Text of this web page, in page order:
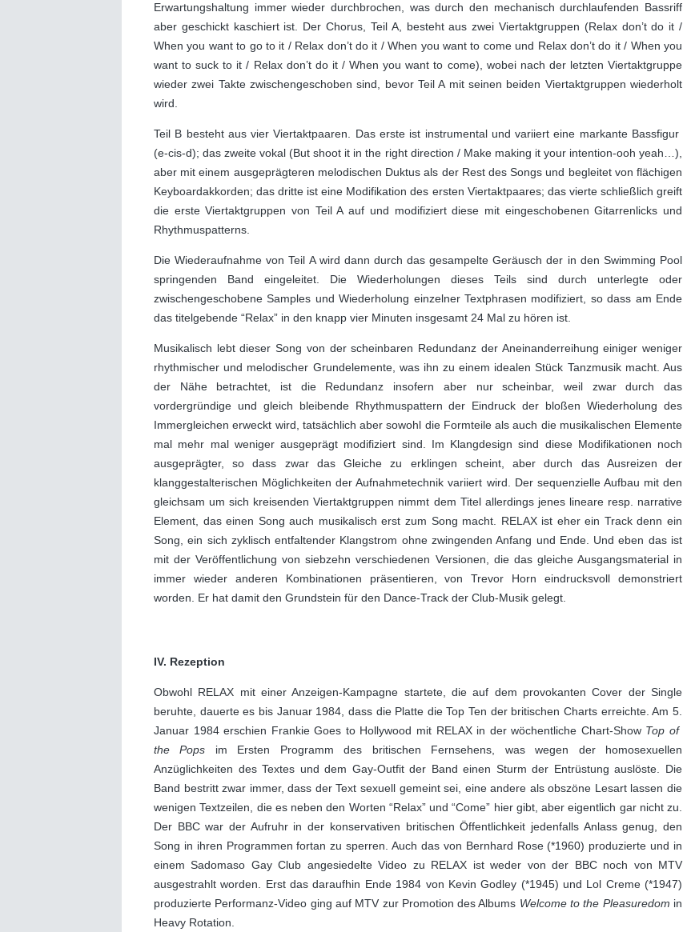
Erwartungshaltung immer wieder durchbrochen, was durch den mechanisch durchlaufenden Bassriff
aber geschickt kaschiert ist. Der Chorus, Teil A, besteht aus zwei Viertaktgruppen (Relax don’t do it /
When you want to go to it / Relax don’t do it / When you want to come und Relax don’t do it / When you
want to suck to it / Relax don’t do it / When you want to come), wobei nach der letzten Viertaktgruppe
wieder zwei Takte zwischengeschoben sind, bevor Teil A mit seinen beiden Viertaktgruppen wiederholt
wird.
Teil B besteht aus vier Viertaktpaaren. Das erste ist instrumental und variiert eine markante Bassfigur
(e-cis-d); das zweite vokal (But shoot it in the right direction / Make making it your intention-ooh yeah…),
aber mit einem ausgeprägteren melodischen Duktus als der Rest des Songs und begleitet von flächigen
Keyboardakkorden; das dritte ist eine Modifikation des ersten Viertaktpaares; das vierte schließlich greift
die erste Viertaktgruppen von Teil A auf und modifiziert diese mit eingeschobenen Gitarrenlicks und
Rhythmuspatterns.
Die Wiederaufnahme von Teil A wird dann durch das gesampelte Geräusch der in den Swimming Pool
springenden Band eingeleitet. Die Wiederholungen dieses Teils sind durch unterlegte oder
zwischengeschobene Samples und Wiederholung einzelner Textphrasen modifiziert, so dass am Ende
das titelgebende “Relax” in den knapp vier Minuten insgesamt 24 Mal zu hören ist.
Musikalisch lebt dieser Song von der scheinbaren Redundanz der Aneinanderreihung einiger weniger
rhythmischer und melodischer Grundelemente, was ihn zu einem idealen Stück Tanzmusik macht. Aus
der Nähe betrachtet, ist die Redundanz insofern aber nur scheinbar, weil zwar durch das
vordergründige und gleich bleibende Rhythmuspattern der Eindruck der bloßen Wiederholung des
Immergleichen erweckt wird, tatsächlich aber sowohl die Formteile als auch die musikalischen Elemente
mal mehr mal weniger ausgeprägt modifiziert sind. Im Klangdesign sind diese Modifikationen noch
ausgeprägter, so dass zwar das Gleiche zu erklingen scheint, aber durch das Ausreizen der
klanggestalterischen Möglichkeiten der Aufnahmetechnik variiert wird. Der sequenzielle Aufbau mit den
gleichsam um sich kreisenden Viertaktgruppen nimmt dem Titel allerdings jenes lineare resp. narrative
Element, das einen Song auch musikalisch erst zum Song macht. RELAX ist eher ein Track denn ein
Song, ein sich zyklisch entfaltender Klangstrom ohne zwingenden Anfang und Ende. Und eben das ist
mit der Veröffentlichung von siebzehn verschiedenen Versionen, die das gleiche Ausgangsmaterial in
immer wieder anderen Kombinationen präsentieren, von Trevor Horn eindrucksvoll demonstriert
worden. Er hat damit den Grundstein für den Dance-Track der Club-Musik gelegt.
IV. Rezeption
Obwohl RELAX mit einer Anzeigen-Kampagne startete, die auf dem provokanten Cover der Single
beruhte, dauerte es bis Januar 1984, dass die Platte die Top Ten der britischen Charts erreichte. Am 5.
Januar 1984 erschien Frankie Goes to Hollywood mit RELAX in der wöchentliche Chart-Show Top of
the Pops im Ersten Programm des britischen Fernsehens, was wegen der homosexuellen
Anzüglichkeiten des Textes und dem Gay-Outfit der Band einen Sturm der Entrüstung auslöste. Die
Band bestritt zwar immer, dass der Text sexuell gemeint sei, eine andere als obszöne Lesart lassen die
wenigen Textzeilen, die es neben den Worten “Relax” und “Come” hier gibt, aber eigentlich gar nicht zu.
Der BBC war der Aufruhr in der konservativen britischen Öffentlichkeit jedenfalls Anlass genug, den
Song in ihren Programmen fortan zu sperren. Auch das von Bernhard Rose (*1960) produzierte und in
einem Sadomaso Gay Club angesiedelte Video zu RELAX ist weder von der BBC noch von MTV
ausgestrahlt worden. Erst das daraufhin Ende 1984 von Kevin Godley (*1945) und Lol Creme (*1947)
produzierte Performanz-Video ging auf MTV zur Promotion des Albums Welcome to the Pleasuredom in
Heavy Rotation.